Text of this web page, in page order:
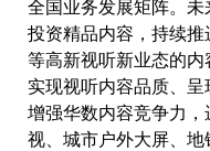
全国业务发展矩阵。
投资精品内容，持续
等高新视听新业态的内
实现视听内容品质、呈
增强华数内容竞争力
视、城市户外大屏、